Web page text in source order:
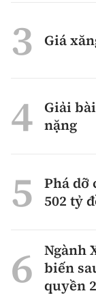
Giá
Giải
nặng
Phá dỡ
502 tỷ
Ngành
biến
quyền